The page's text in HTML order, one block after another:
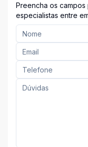
Preencha os
especialistas entre